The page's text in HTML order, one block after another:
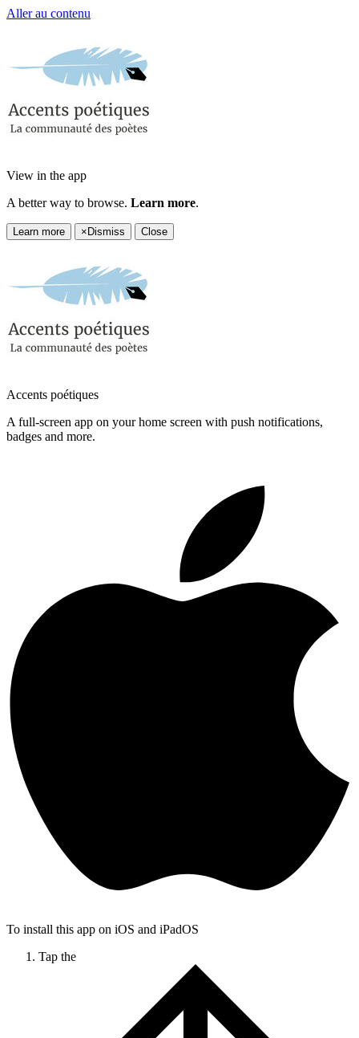
Aller au contenu
View in the app
A better way to browse. Learn more.
Learn more × Dismiss Close
Accents poétiques
A full-screen app on your home screen with push notifications,
badges and more.
To install this app on iOS and iPadOS
Tap the